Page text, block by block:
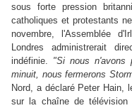
sous forte pression
catholiques et protestants
novembre, l'Assemblée
Londres administrerait
indéfinie. "Si nous n'avons
minuit, nous fermerons
Nord, a déclaré Peter Hain,
sur la chaîne de télévision